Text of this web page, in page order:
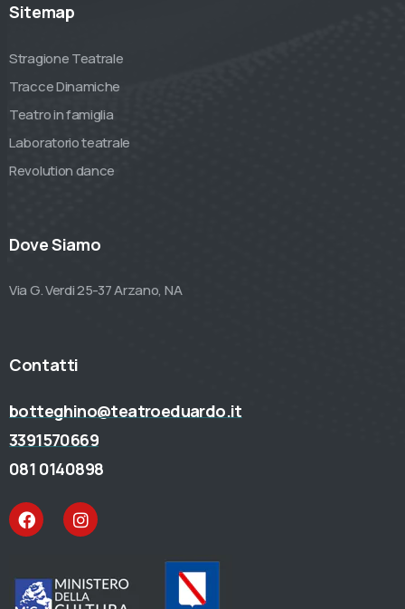
Sitemap
Stragione Teatrale
Tracce Dinamiche
Teatro in famiglia
Laboratorio teatrale
Revolution dance
Dove Siamo
Via G. Verdi 25-37 Arzano, NA
Contatti
botteghino@teatroeduardo.it
3391570669
081 0140898